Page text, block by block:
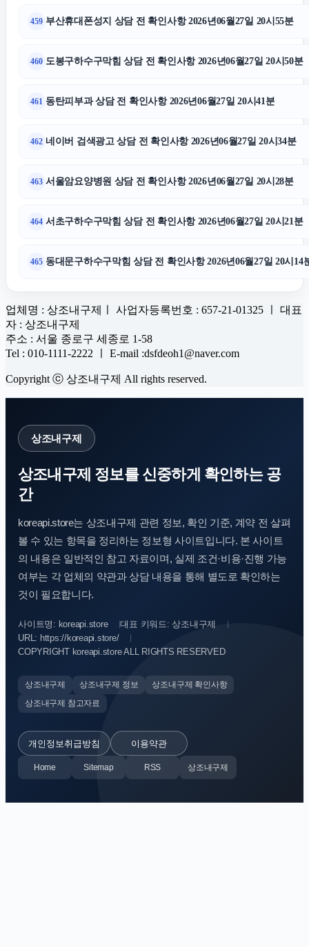
459 부산휴대폰성지 상담 전 확인사항 2026년06월27일 20시55분
460 도봉구하수구막힘 상담 전 확인사항 2026년06월27일 20시50분
461 동탄피부과 상담 전 확인사항 2026년06월27일 20시41분
462 네이버 검색광고 상담 전 확인사항 2026년06월27일 20시34분
463 서울암요양병원 상담 전 확인사항 2026년06월27일 20시28분
464 서초구하수구막힘 상담 전 확인사항 2026년06월27일 20시21분
465 동대문구하수구막힘 상담 전 확인사항 2026년06월27일 20시14
업체명 : 상조내구제ㅣ 사업자등록번호 : 657-21-01325 ㅣ 대표
자 : 상조내구제
주소 : 서울 종로구 세종로 1-58
Tel : 010-1111-2222 ㅣ E-mail :dsfdeoh1@naver.com
Copyright ⓒ 상조내구제 All rights reserved.
상조내구제
상조내구제 정보를 신중하게 확인하는 공
간
koreapi.store는 상조내구제 관련 정보, 확인 기준, 계약 전 살펴
볼 수 있는 항목을 정리하는 정보형 사이트입니다. 본 사이트
의 내용은 일반적인 참고 자료이며, 실제 조건·비용·진행 가능
여부는 각 업체의 약관과 상담 내용을 통해 별도로 확인하는
것이 필요합니다.
사이트명: koreapi.store
대표 키워드: 상조내구제
URL: https://koreapi.store/
COPYRIGHT koreapi.store ALL RIGHTS RESERVED
상조내구제 상조내구제 정보
상조내구제 확인사항
상조내구제 참고자료
개인정보취급방침 이용약관
Home Sitemap RSS 상조내구제